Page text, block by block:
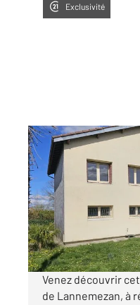
Exclusivité
LANNEMEZAN 65
132,07 m
, 5 pièces
Ref : 18294
Maison à vendre
129
Visiter le site dédié
Venez découvrir
de Lannemezan, à